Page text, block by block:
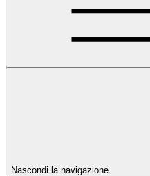
Nascondi la navigazione